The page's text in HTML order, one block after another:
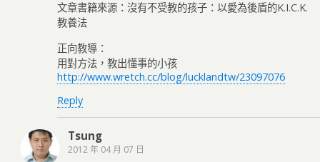
文章書籍來源：沒有不受教的孩子：以愛為後盾的K.I.C.K.
教養法
正向教導：
用對方法，教出懂事的小孩
http://www.wretch.cc/blog/lucklandtw/23097076
Reply
Tsung
2012 年 04 月 07 日